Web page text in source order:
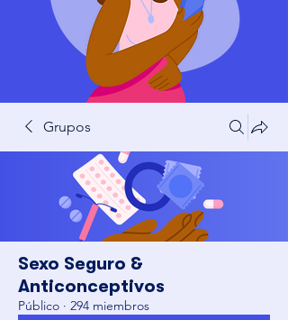
Grupos
Sexo Seguro &
Anticonceptivos
Público · 294 miembros